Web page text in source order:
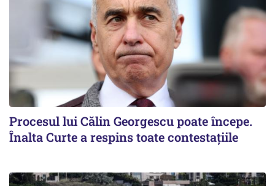
Procesul lui Călin Georgescu poate începe.
Înalta Curte a respins toate contestațiile